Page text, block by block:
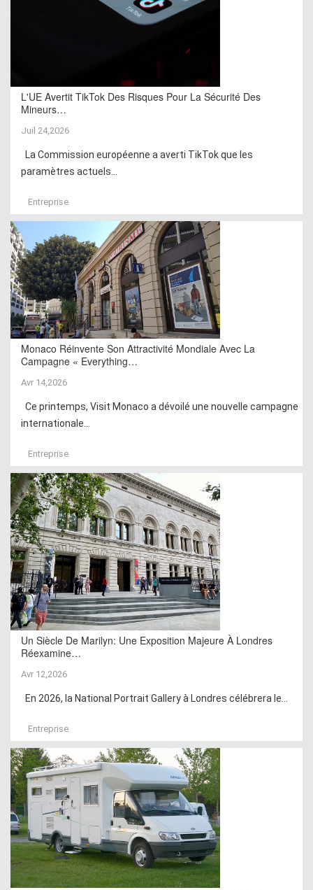
L'UE Avertit TikTok Des Risques Pour La Sécurité Des
Mineurs…
Juil 24,2026
La Commission européenne a averti TikTok que les
paramètres actuels...
Entreprise
Monaco Réinvente Son Attractivité Mondiale Avec La
Campagne « Everything…
Avr 14,2026
Ce printemps, Visit Monaco a dévoilé une nouvelle campagne
internationale...
Entreprise
Un Siècle De Marilyn: Une Exposition Majeure À Londres
Réexamine…
Avr 12,2026
En 2026, la National Portrait Gallery à Londres célébrera le...
Entreprise